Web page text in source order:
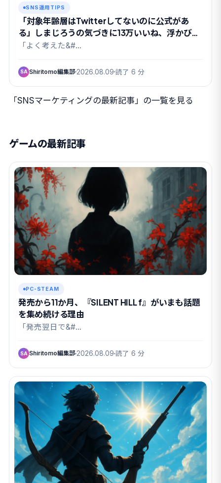
SNS運用TIPS
「対象年齢層はTwitterしてないのに公式があ
る」しまじろうの気づきに13万いいね、浮かび上
がった”親というパトロン”
「よく考えた&#…
SA Shiritomo編集部 2026.08.09 読了 6 分
「SNSマーケティングの最新記事」の一覧を見る
ゲームの最新記事
PC-STEAM
発売から11か月、『SILENT HILL f』がいまも話題
を集め続ける理由
「発売翌日で&#…
SA Shiritomo編集部 2026.08.09 読了 6 分